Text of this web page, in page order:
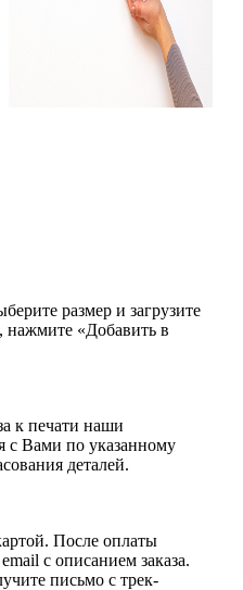
размер и загрузите
нажмите «Добавить в
к печати наши
с Вами по указанному
деталей.
После оплаты
с описанием заказа.
письмо с трек-